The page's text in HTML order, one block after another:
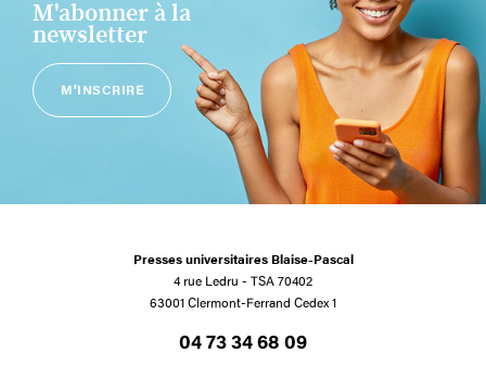
M'abonner à la
newsletter
M'INSCRIRE
Presses universitaires Blaise-Pascal
4 rue Ledru - TSA 70402
63001 Clermont-Ferrand Cedex 1
04 73 34 68 09